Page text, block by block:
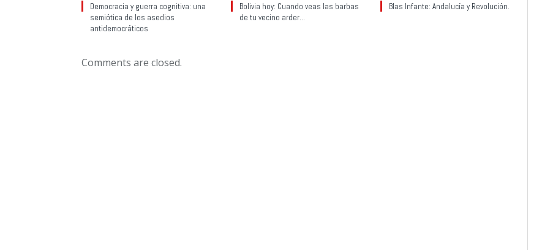
Democracia y guerra cognitiva: una
semiótica de los asedios
antidemocráticos
Bolivia hoy: Cuando veas las barbas
de tu vecino arder…
Blas Infante: Andalucía y Revolución.
Comments are closed.